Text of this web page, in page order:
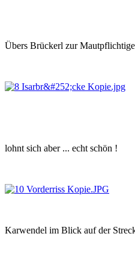
Übers Brückerl zur
lohnt sich aber ... echt schön !
Karwendel im Blick auf der